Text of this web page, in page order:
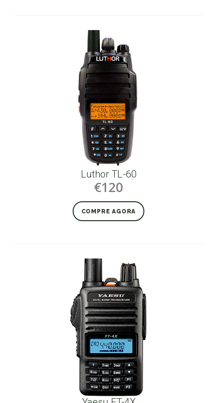
Luthor TL-60
€120
COMPRE AGORA